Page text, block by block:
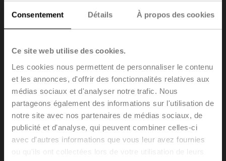
Consentement Détails À propos des cookies
Ce site web utilise des cookies.
Les cookies nous permettent de personnaliser le contenu
et les annonces, d'offrir des fonctionnalités relatives aux
médias sociaux et d'analyser notre trafic. Nous
partageons également des informations sur l'utilisation de
notre site avec nos partenaires de médias sociaux, de
publicité et d'analyse, qui peuvent combiner celles-ci
avec d'autres informations que vous leur avez fournies
KG10A
Rotule approprié pour levier du registre KH8 / KH10
Également disponible en emballage multiple
(20 pièces) - KG10A.2